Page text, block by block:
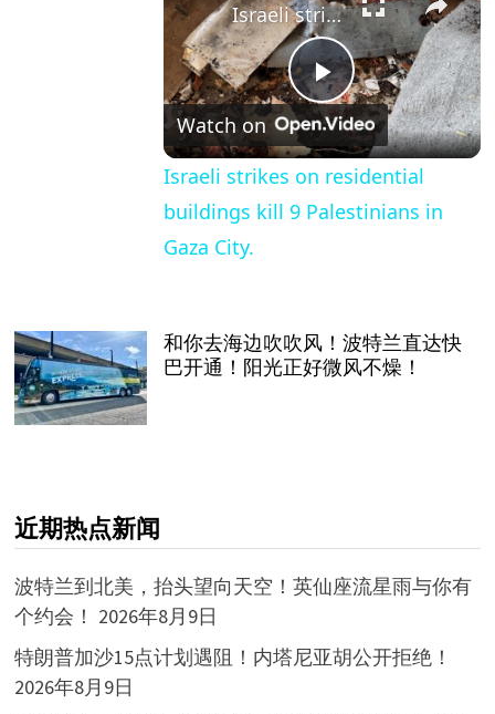
Play
Video
Israeli strikes on residential buildings kill 9 Palestinians in Gaza City.
Watch on
Israeli strikes on residential
buildings kill 9 Palestinians in
Gaza City.
和你去海边吹吹风！波特兰直达快
巴开通！阳光正好微风不燥！
近期热点新闻
波特兰到北美，抬头望向天空！英仙座流星雨与你有
个约会！ 2026年8月9日
特朗普加沙15点计划遇阻！内塔尼亚胡公开拒绝！
2026年8月9日